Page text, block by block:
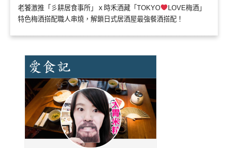
老饕激推「彡耕居食事所」ｘ時禾酒藏「TOKYO
LOVE梅酒」
特色梅酒搭配職人串燒，解鎖日式居酒屋最強餐酒搭配！